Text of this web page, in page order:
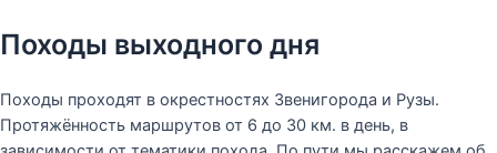
Походы выходного дня
Походы проходят в окрестностях Звенигорода и Рузы.
Протяжённость маршрутов от 6 до 30 км. в день, в